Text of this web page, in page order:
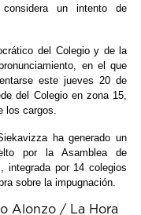
un intento de
del Colegio y de la
en el que
este jueves 20 de
del Colegio en zona 15,
los cargos.
ha generado un
por la Asamblea de
integrada por 14 colegios
sobre la impugnación.